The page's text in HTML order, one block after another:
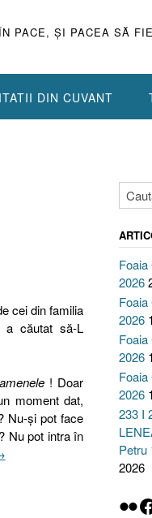
PACE, ŞI PACEA SĂ
DIN CUVANT
cei din familia
a căutat să-L
! Doar
moment dat,
Nu-şi pot face
Nu pot intra în
2026
2026
2026
2026
233 I
Petru
2026